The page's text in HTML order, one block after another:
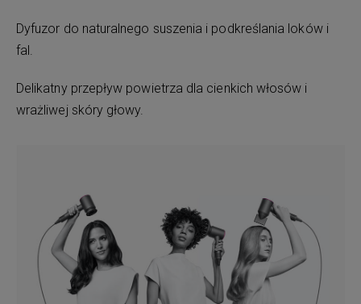
Dyfuzor do naturalnego suszenia i podkreślania loków i
fal.
Delikatny przepływ powietrza dla cienkich włosów i
wrażliwej skóry głowy.